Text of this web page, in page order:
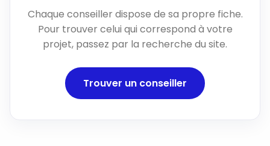
Chaque conseiller dispose de sa propre fiche.
Pour trouver celui qui correspond à votre
projet, passez par la recherche du site.
Trouver un conseiller